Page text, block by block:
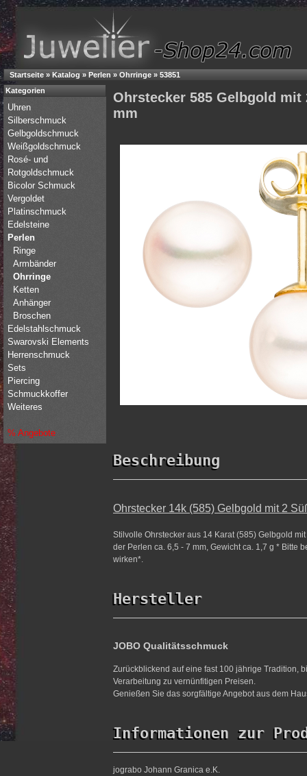
Startseite » Katalog » Perlen » Ohrringe » 53851
Ohrstecker 585 Gelbgold
mm
Beschreibung
Ohrstecker 14k (585) Gelbgold mit 2
Stilvolle Ohrstecker aus 14 Karat (585) Gelbgold
der Perlen ca. 6,5 - 7 mm, Gewicht ca. 1,7 g * Bitte
wirken*.
Hersteller
JOBO Qualitätsschmuck
Zurückblickend auf eine fast 100 jährige Tradition,
Verarbeitung zu vernünfitigen Preisen.
Genießen Sie das sorgfältige Angebot aus dem
Informationen zur
jograbo Johann Granica e.K.
Kategorien
Uhren
Silberschmuck
Gelbgoldschmuck
Weißgoldschmuck
Rosé- und
Rotgoldschmuck
Bicolor Schmuck
Vergoldet
Platinschmuck
Edelsteine
Perlen
Ringe
Armbänder
Ohrringe
Ketten
Anhänger
Broschen
Edelstahlschmuck
Swarovski Elements
Herrenschmuck
Sets
Piercing
Schmuckkoffer
Weiteres
% Angebote